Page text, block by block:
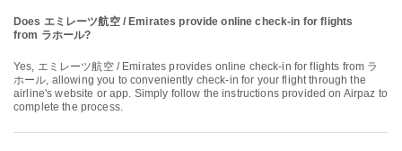
Does エミレーツ航空 / Emirates provide online check-in for flights
from ラホール?
Yes, エミレーツ航空 / Emirates provides online check-in for flights from ラ
ホール, allowing you to conveniently check-in for your flight through the
airline's website or app. Simply follow the instructions provided on Airpaz to
complete the process.